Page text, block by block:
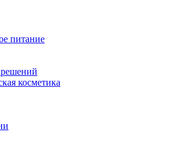
питание
косметика